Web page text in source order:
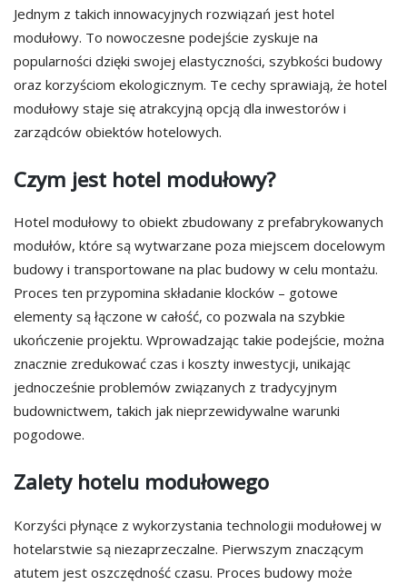
Jednym z takich innowacyjnych rozwiązań jest hotel
modułowy. To nowoczesne podejście zyskuje na
popularności dzięki swojej elastyczności, szybkości budowy
oraz korzyściom ekologicznym. Te cechy sprawiają, że hotel
modułowy staje się atrakcyjną opcją dla inwestorów i
zarządców obiektów hotelowych.
Czym jest hotel modułowy?
Hotel modułowy to obiekt zbudowany z prefabrykowanych
modułów, które są wytwarzane poza miejscem docelowym
budowy i transportowane na plac budowy w celu montażu.
Proces ten przypomina składanie klocków – gotowe
elementy są łączone w całość, co pozwala na szybkie
ukończenie projektu. Wprowadzając takie podejście, można
znacznie zredukować czas i koszty inwestycji, unikając
jednocześnie problemów związanych z tradycyjnym
budownictwem, takich jak nieprzewidywalne warunki
pogodowe.
Zalety hotelu modułowego
Korzyści płynące z wykorzystania technologii modułowej w
hotelarstwie są niezaprzeczalne. Pierwszym znaczącym
atutem jest oszczędność czasu. Proces budowy może